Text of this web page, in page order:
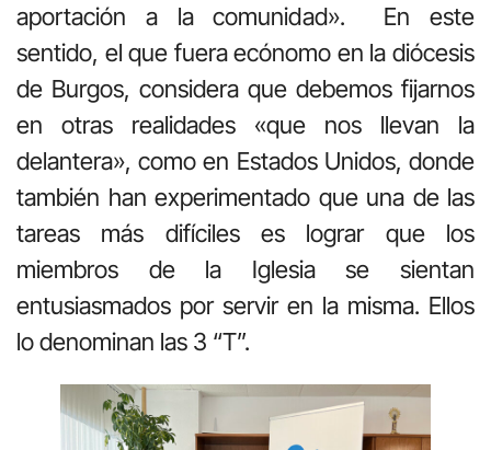
aportación a la comunidad». En este
sentido, el que fuera ecónomo en la diócesis
de Burgos, considera que debemos fijarnos
en otras realidades «que nos llevan la
delantera», como en Estados Unidos, donde
también han experimentado que una de las
tareas más difíciles es lograr que los
miembros de la Iglesia se sientan
entusiasmados por servir en la misma. Ellos
lo denominan las 3 “T”.